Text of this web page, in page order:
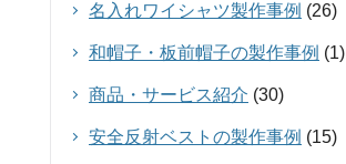
名入れワイシャツ製作事例 (26)
和帽子・板前帽子の製作事例 (1)
商品・サービス紹介 (30)
安全反射ベストの製作事例 (15)